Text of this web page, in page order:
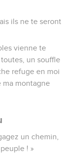
ils ne te seront
vienne te
un souffle
refuge en moi
ma montagne
un chemin,
! »